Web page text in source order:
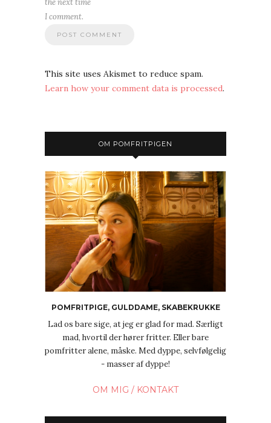
the next time
I comment.
This site uses Akismet to reduce spam.
Learn how your comment data is processed.
OM POMFRITPIGEN
POMFRITPIGE, GULDDAME, SKABEKRUKKE
Lad os bare sige, at jeg er glad for mad. Særligt
mad, hvortil der hører fritter. Eller bare
pomfritter alene, måske. Med dyppe, selvfølgelig
- masser af dyppe!
OM MIG / KONTAKT